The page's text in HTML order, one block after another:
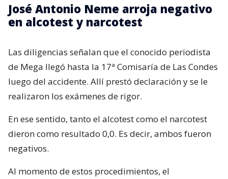
José Antonio Neme arroja negativo
en alcotest y narcotest
Las diligencias señalan que el conocido periodista
de Mega llegó hasta la 17ª Comisaría de Las Condes
luego del accidente. Allí prestó declaración y se le
realizaron los exámenes de rigor.
En ese sentido, tanto el alcotest como el narcotest
dieron como resultado 0,0. Es decir, ambos fueron
negativos.
Al momento de estos procedimientos, el